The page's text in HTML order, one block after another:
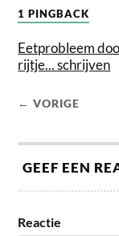
1 PINGBACK
Eetprobleem
rijtje... schrijven
← VORIGE
GEEF EEN
Reactie